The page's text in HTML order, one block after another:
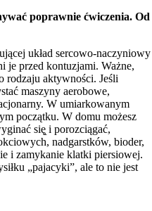
poprawnie ćwiczenia. Od
układ sercowo-naczyniowy
je przed kontuzjami. Ważne,
rodzaju aktywności. Jeśli
maszyny aerobowe,
W umiarkowanym
początku. W domu możesz
się̨ i porozciągać,
nadgarstków, bioder,
i zamykanie klatki piersiowej.
„pajacyki”, ale to nie jest